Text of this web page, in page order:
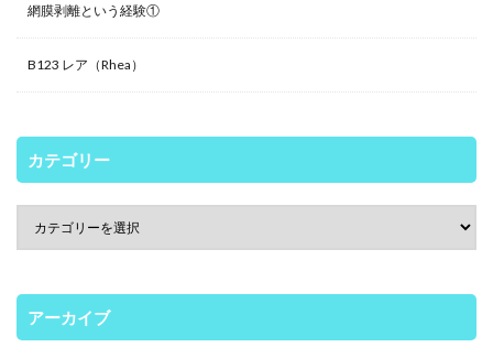
網膜剥離という経験①
B123 レア（Rhea）
カテゴリー
アーカイブ